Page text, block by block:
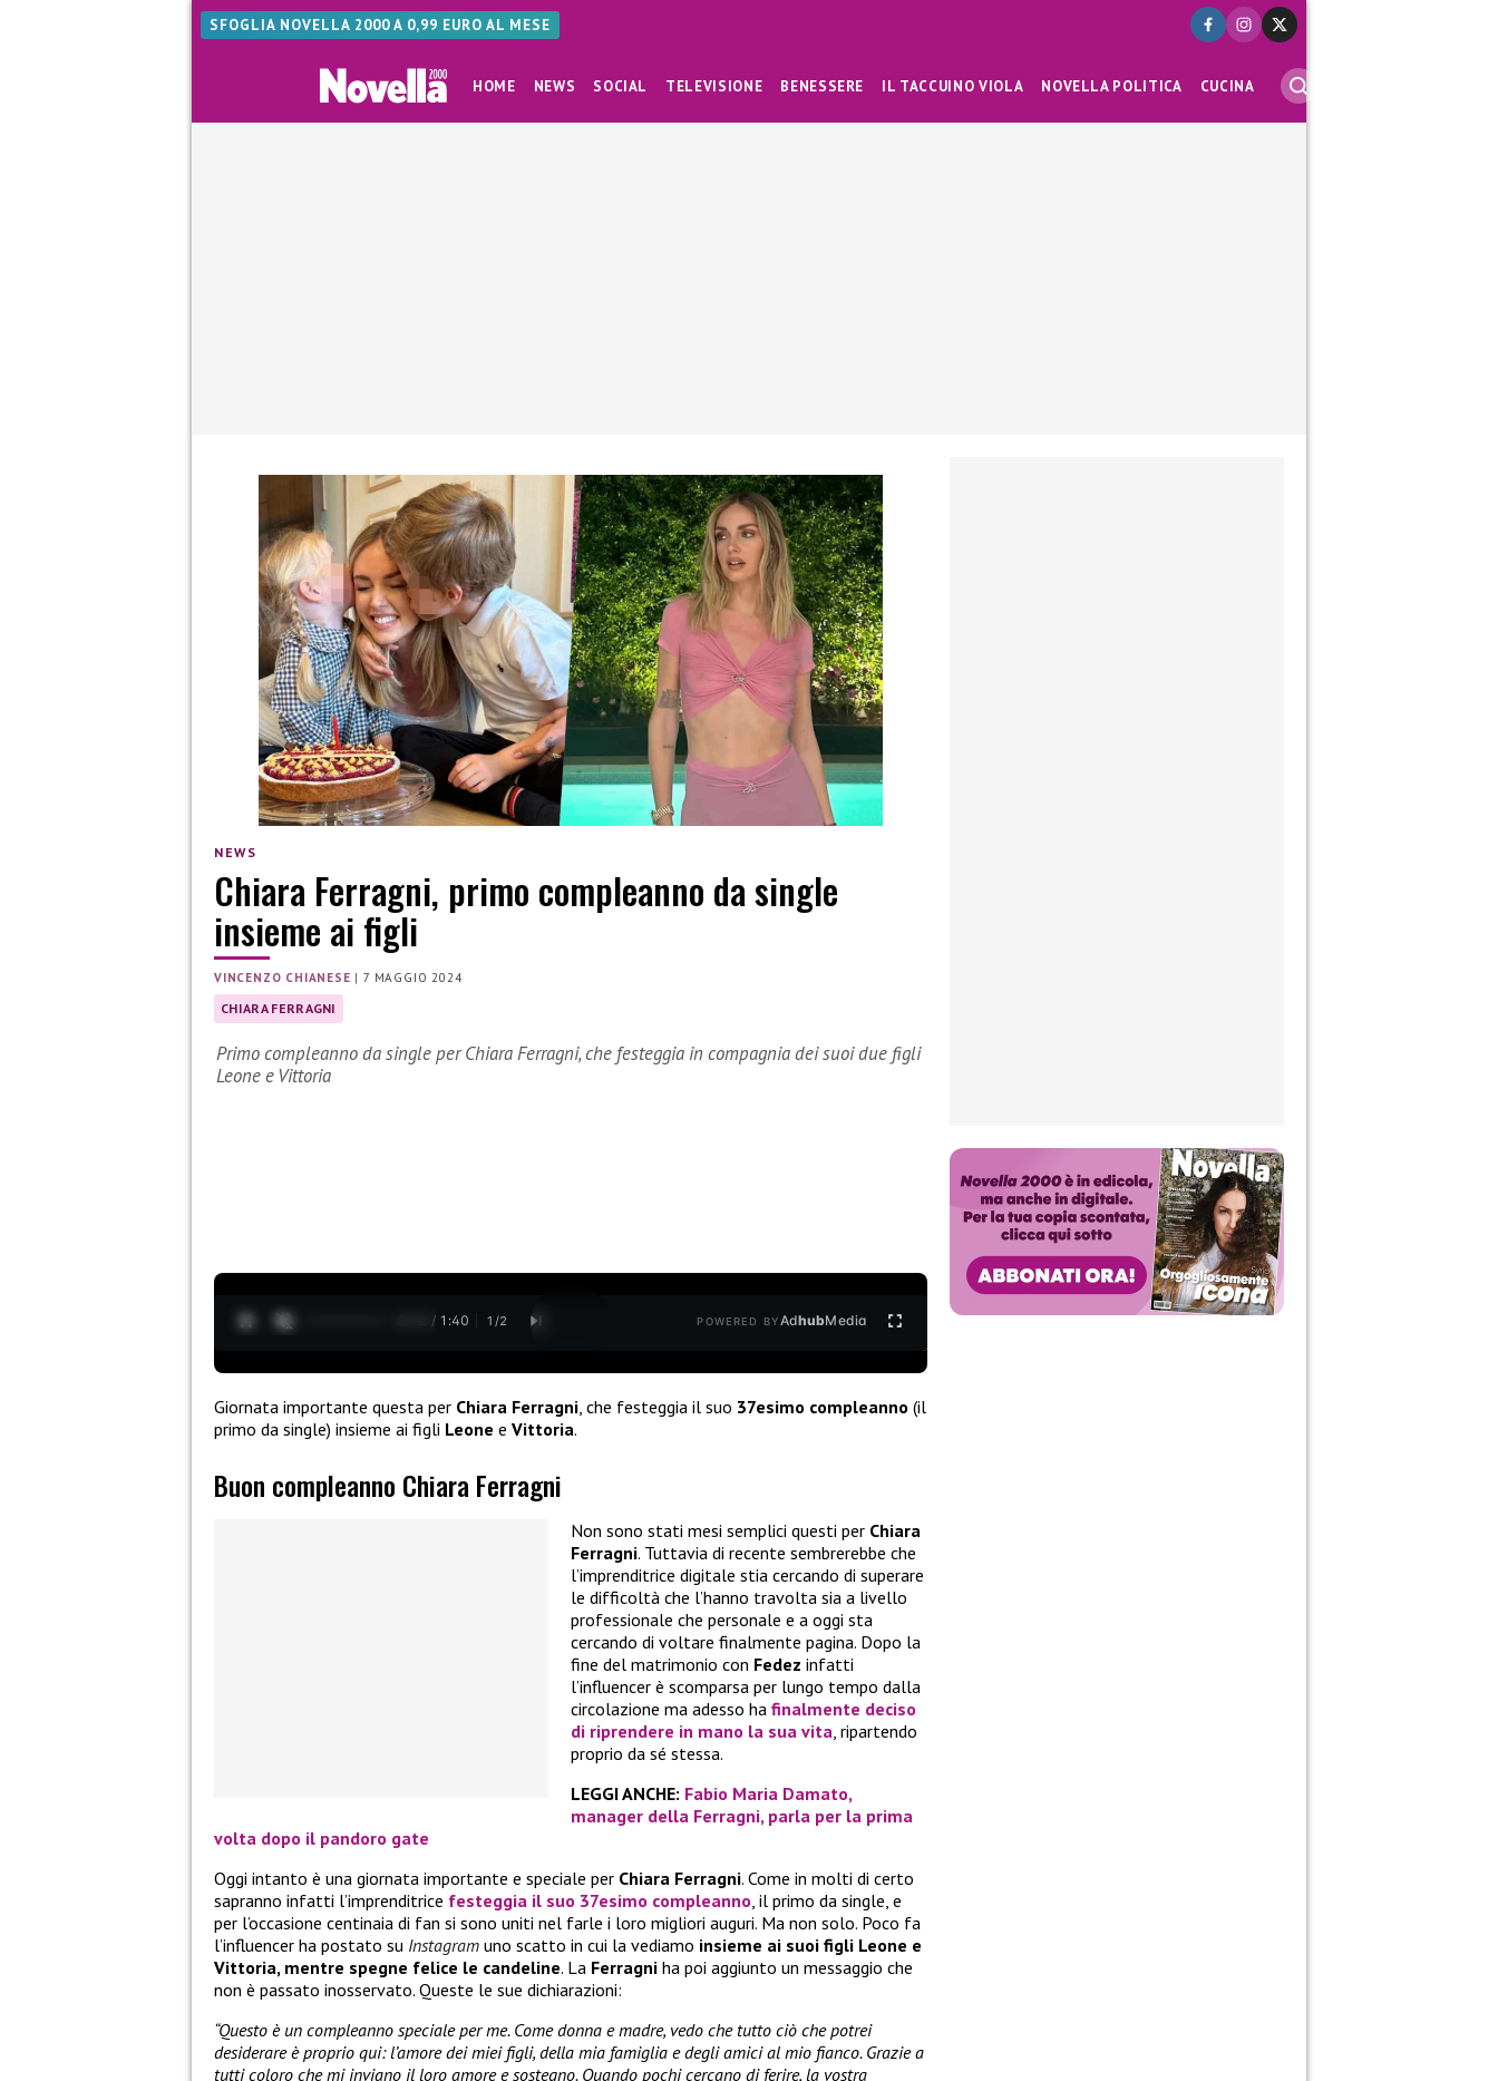
SFOGLIA NOVELLA 2000 A 0,99 EURO AL MESE
HOME NEWS SOCIAL TELEVISIONE BENESSERE IL TACCUINO VIOLA NOVELLA POLITICA CUCINA
NEWS
Chiara Ferragni, primo compleanno da single
insieme ai figli
VINCENZO CHIANESE |7 MAGGIO 2024
CHIARA FERRAGNI
Primo compleanno da single per Chiara Ferragni, che festeggia in compagnia dei suoi due figli
Leone e Vittoria
0:13 / 1:40 1 /2 POWERED BYAdhubMedia
Giornata importante questa per Chiara Ferragni , che festeggia il suo 37esimo compleanno (il
primo da single) insieme ai figli Leone e Vittoria.
Buon compleanno Chiara Ferragni
Non sono stati mesi semplici questi per Chiara
Ferragni. Tuttavia di recente sembrerebbe che
l’imprenditrice digitale stia cercando di superare
le difficoltà che l’hanno travolta sia a livello
professionale che personale e a oggi sta
cercando di voltare finalmente pagina. Dopo la
fine del matrimonio con Fedez infatti
l’influencer è scomparsa per lungo tempo dalla
circolazione ma adesso ha finalmente deciso
di riprendere in mano la sua vita, ripartendo
proprio da sé stessa.
LEGGI ANCHE: Fabio Maria Damato,
manager della Ferragni, parla per la prima
volta dopo il pandoro gate
Oggi intanto è una giornata importante e speciale per Chiara Ferragni. Come in molti di certo
sapranno infatti l’imprenditrice festeggia il suo 37esimo compleanno, il primo da single, e
per l’occasione centinaia di fan si sono uniti nel farle i loro migliori auguri. Ma non solo. Poco fa
l’influencer ha postato su Instagram uno scatto in cui la vediamo insieme ai suoi figli Leone e
Vittoria, mentre spegne felice le candeline. La Ferragni ha poi aggiunto un messaggio che
non è passato inosservato. Queste le sue dichiarazioni:
“Questo è un compleanno speciale per me. Come donna e madre, vedo che tutto ciò che potrei
desiderare è proprio qui: l’amore dei miei figli, della mia famiglia e degli amici al mio fianco. Grazie a
tutti coloro che mi inviano il loro amore e sostegno. Quando pochi cercano di ferire, la vostra